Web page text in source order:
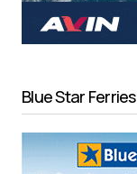
Blue Star Ferries